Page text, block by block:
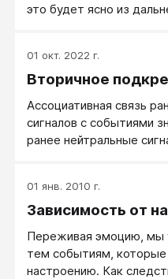
это будет ясно из
предмета, но также и
социальное
01 окт. 2022 г.
Вторичное
Ассоциативная связь
сигналов с событиями
ранее нейтральные
01 янв. 2010 г.
Зависимость от
Переживая эмоцию, мы
тем событиям,
настроению. Как